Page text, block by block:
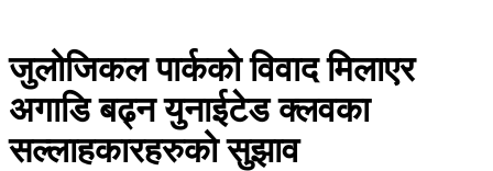
जुलोजिकल पार्कको विवाद मिलाएर
अगाडि बढ्न युनाईटेड क्लवका
सल्लाहकारहरुको सुझाव